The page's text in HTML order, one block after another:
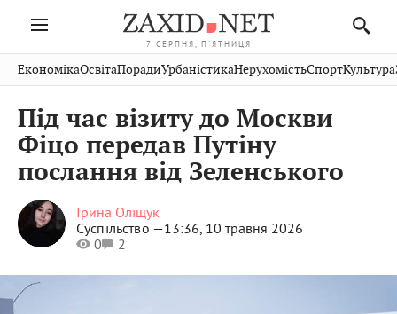
7 СЕРПНЯ, П'ЯТНИЦЯ
Івано-
Франківськ
Волинь
Закарпаття
Рівне
Шептицький
Стрий
Хмельницький
Вінниця
Публікації
Авто СловкоКультура
Кіно Дім СпортКраєзнавство
ФотоОсвіта
тварини
ЕкономікаОсвітаПорадиУрбаністикаНерухомістьСпортКультура
Під час візиту до Москви
Фіцо передав Путіну
послання від Зеленського
Ірина Оліщук
Суспільство —13:36, 10 травня 2026
0
2